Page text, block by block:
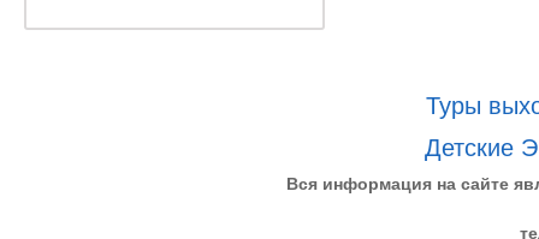
Туры
Детские
Вся информация на сайте